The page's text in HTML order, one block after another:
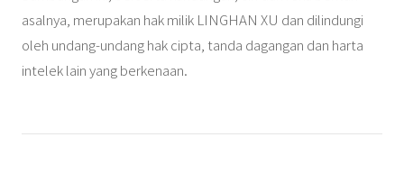
asalnya, merupakan hak milik LINGHAN XU dan dilindungi
oleh undang-undang hak cipta, tanda dagangan dan harta
intelek lain yang berkenaan.